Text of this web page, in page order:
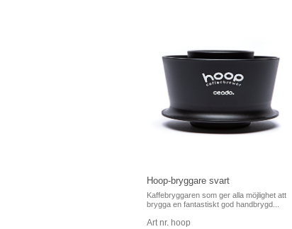
Hoop-bryggare svart
Kaffebryggaren som ger alla möjlighet att
brygga en fantastiskt god handbrygd...
Art nr. hoop